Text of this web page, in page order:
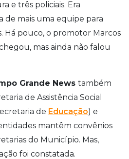
e três policiais. Era
de mais uma equipe para
Há pouco, o promotor Marcos
mas ainda não falou
Grande News também
de Assistência Social
de Educação) e
mantêm convênios
do Município. Mas,
foi constatada.